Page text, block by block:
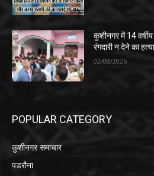
कुशीनगर में 14
रंगदारी न देने का
02/08/2026
POPULAR CATEGORY
कुशीनगर समाचार
पडरौना